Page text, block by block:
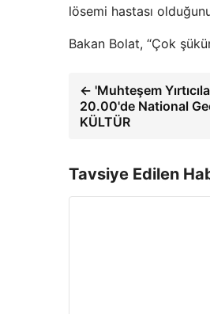
lösemi hastası
Bakan Bolat, “Çok
← 'Muhteşem
20.00'de National
KÜLTÜR
Tavsiye Edilen